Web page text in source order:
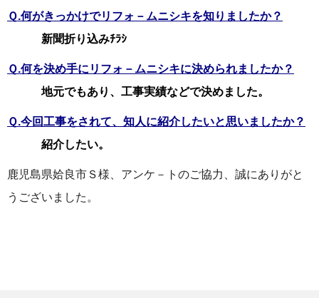
Ｑ.何がきっかけでリフォ－ムニシキを知りましたか？
新聞折り込みﾁﾗｼ
Ｑ.何を決め手にリフォ－ムニシキに決められましたか？
地元でもあり、工事実績などで決めました。
Ｑ.今回工事をされて、知人に紹介したいと思いましたか？
紹介したい。
鹿児島県姶良市Ｓ様、アンケ－トのご協力、誠にありがと
うございました。